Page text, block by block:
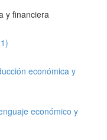
y financiera
económica y
económico y